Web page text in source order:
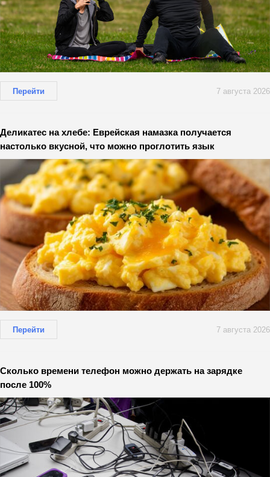
Перейти 7 августа 2026
Деликатес на хлебе: Еврейская намазка получается
настолько вкусной, что можно проглотить язык
Перейти 7 августа 2026
Сколько времени телефон можно держать на зарядке
после 100%